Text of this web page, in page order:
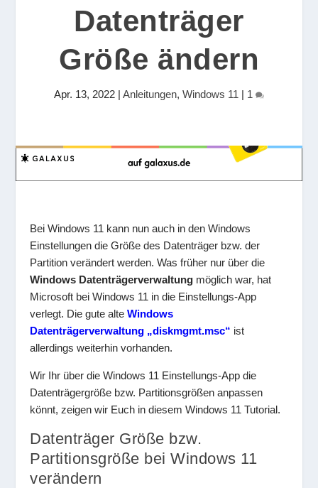
Datenträger
Größe ändern
Apr. 13, 2022 | Anleitungen, Windows 11 | 1
Bei Windows 11 kann nun auch in den Windows
Einstellungen die Größe des Datenträger bzw. der
Partition verändert werden. Was früher nur über die
Windows Datenträgerverwaltung möglich war, hat
Microsoft bei Windows 11 in die Einstellungs-App
verlegt. Die gute alteWindows
Datenträgerverwaltung „diskmgmt.msc“ ist
allerdings weiterhin vorhanden.
Wir Ihr über die Windows 11 Einstellungs-App die
Datenträgergröße bzw. Partitionsgrößen anpassen
könnt, zeigen wir Euch in diesem Windows 11 Tutorial.
Datenträger Größe bzw.
Partitionsgröße bei Windows 11
verändern